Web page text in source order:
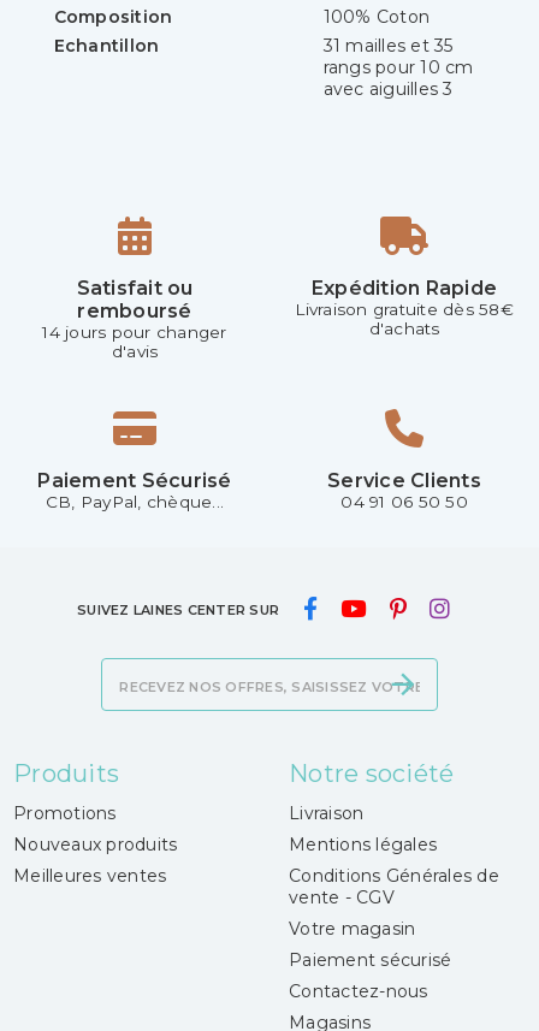
Composition
100% Coton
Echantillon
31 mailles et 35
rangs pour 10 cm
avec aiguilles 3
Satisfait ou
remboursé
14 jours pour changer
d'avis
Expédition Rapide
Livraison gratuite dès 58€
d'achats
Paiement Sécurisé
CB, PayPal, chèque...
Service Clients
04 91 06 50 50
SUIVEZ LAINES CENTER SUR
Produits
Promotions
Nouveaux produits
Meilleures ventes
Notre société
Livraison
Mentions légales
Conditions Générales de
vente - CGV
Votre magasin
Paiement sécurisé
Contactez-nous
Magasins